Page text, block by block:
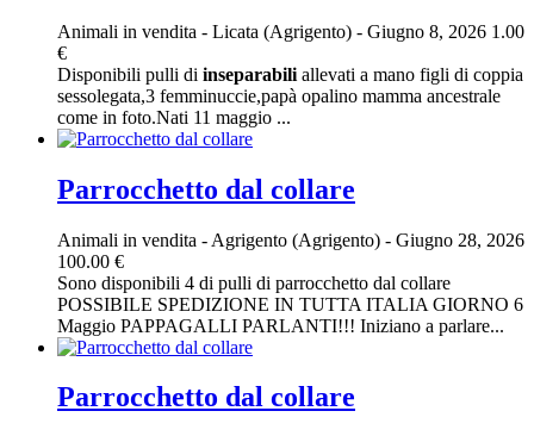
Animali in vendita - Licata (Agrigento) - Giugno 8, 2026 1.00
€
Disponibili pulli di inseparabili allevati a mano figli di coppia
sessolegata,3 femminuccie,papà opalino mamma ancestrale
come in foto.Nati 11 maggio ...
Parrocchetto dal collare
Animali in vendita - Agrigento (Agrigento) - Giugno 28, 2026
100.00 €
Sono disponibili 4 di pulli di parrocchetto dal collare
POSSIBILE SPEDIZIONE IN TUTTA ITALIA GIORNO 6
Maggio PAPPAGALLI PARLANTI!!! Iniziano a parlare...
Parrocchetto dal collare